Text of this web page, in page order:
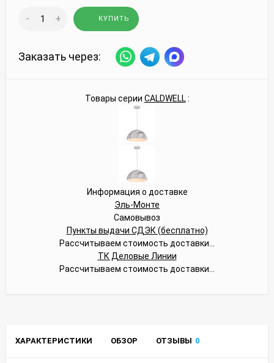
- + КУПИТЬ
Заказать через:
Товары серии CALDWELL:
Информация о доставке
Эль-Монте
Самовывоз
Пункты выдачи СДЭК (бесплатно)
Рассчитываем стоимость доставки...
ТК Деловые Линии
Рассчитываем стоимость доставки...
ХАРАКТЕРИСТИКИ ОБЗОР ОТЗЫВЫ 0